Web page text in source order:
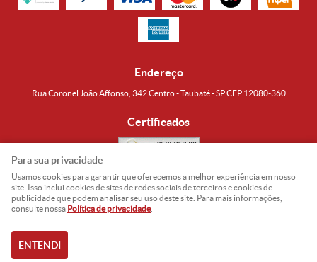
Endereço
Rua Coronel João Affonso, 342 Centro - Taubaté - SP CEP 12080-360
Certificados
Noguti & Amaral Produtos Orientais LTDA CNPJ: 15.427.609/0001-19
Formas de Envio
Para sua privacidade
Usamos cookies para garantir que oferecemos a melhor experiência em nosso
site. Isso inclui cookies de sites de redes sociais de terceiros e cookies de
publicidade que podem analisar seu uso deste site. Para mais informações,
consulte nossa Política de privacidade.
ENTENDI